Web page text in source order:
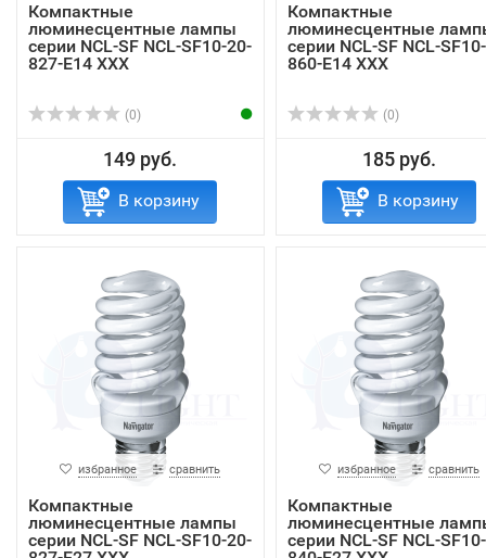
Компактные
люминесцентные лампы
серии NCL-SF NCL-SF10-20-
827-E14 ХХХ
(0)
149 руб.
В корзину
Компактные
люминесцентные
серии NCL-SF NCL-
860-E14 XXX
(0)
185 руб.
В корзину
избранное сравнить
Компактные
люминесцентные лампы
серии NCL-SF NCL-SF10-20-
избранное сравнить
Компактные
люминесцентные
серии NCL-SF NCL-